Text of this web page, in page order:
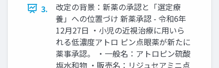
3.
改定の背景：新薬の承認と「選定療
養」への位置づけ 新薬承認 - 令和6年
12月27日 ・小児の近視治療に用いら
れる低濃度アトロ ピン点眼薬が新たに
薬事承認。 ・一般名：アトロピン硫酸
塩水和物 ・販売名：リジュセアミニ点